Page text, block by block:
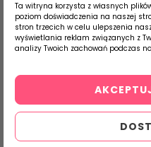
Strona Główna
Ta witryna korzysta z własnych
poziom doświadczenia na naszej
stron trzecich w celu ulepszenia
wyświetlania reklam związanych z
analizy Twoich zachowań podczas